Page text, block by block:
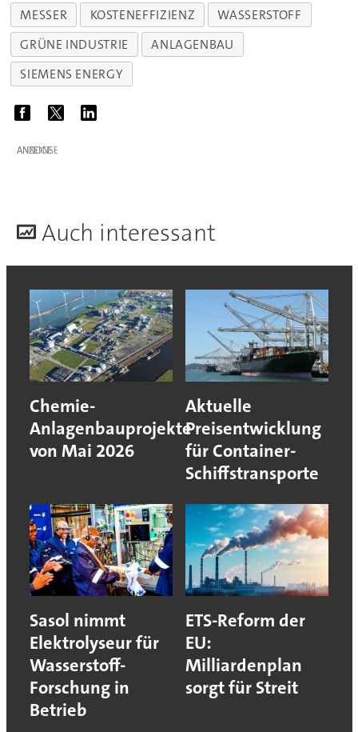
MESSER KOSTENEFFIZIENZ
WASSERSTOFF
GRÜNE INDUSTRIE
ANLAGENBAU
SIEMENS ENERGY
ANZEIGE
Auch interessant
Chemie-
Anlagenbauprojekte
von Mai 2026
Aktuelle
Preisentwicklung
für Container-
Schiffstransporte
Sasol nimmt
Elektrolyseur für
Wasserstoff-
Forschung in
Betrieb
ETS-Reform der
EU:
Milliardenplan
sorgt für Streit